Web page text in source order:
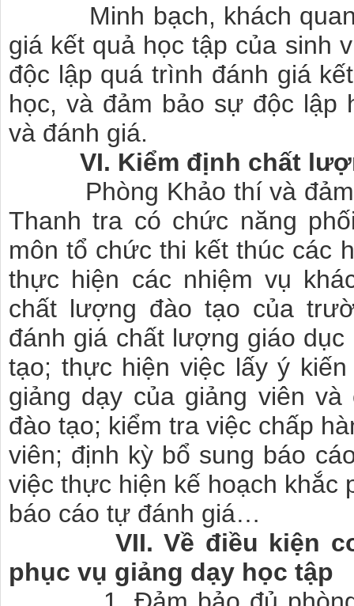
Minh bạch, khách quan,
giá kết quả học tập của sinh
độc lập quá trình đánh giá
học, và đảm bảo sự độc lập
và đánh giá.
VI. Kiểm định chất
Phòng Khảo thí và đảm
Thanh tra có chức năng
môn tổ chức thi kết thúc các
thực hiện các nhiệm vụ
chất lượng đào tạo của
đánh giá chất lượng giáo
tạo; thực hiện việc lấy ý
giảng dạy của giảng viên
đào tạo; kiểm tra việc chấp
viên; định kỳ bổ sung báo
việc thực hiện kế hoạch khắc
báo cáo tự đánh giá…
VII. Về điều kiện cơ
phục vụ giảng dạy học tập